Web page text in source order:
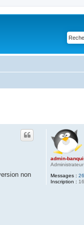
admin-
Administrateur
Messages : 26
Inscription :
non